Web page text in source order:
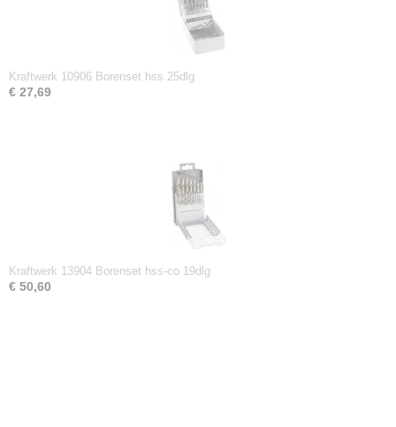
Kraftwerk 10906 Borenset hss 25dlg
€ 27,69
Kraftwerk 13904 Borenset hss-co 19dlg
€ 50,60